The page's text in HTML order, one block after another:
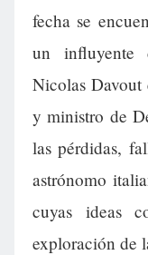
fecha se
un influyente
Nicolas Davout
y ministro de
las pérdidas,
astrónomo
cuyas ideas
exploración de